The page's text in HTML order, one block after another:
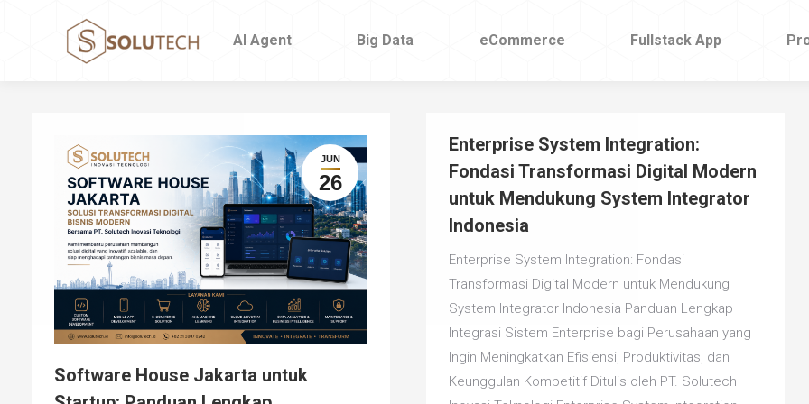
AI Agent Big Data eCommerce Fullstack App
JUN
26
Software House Jakarta untuk
Enterprise System Integration:
Fondasi Transformasi Digital Modern
untuk Mendukung System Integrator
Indonesia
Enterprise System Integration: Fondasi
Transformasi Digital Modern untuk Mendukung
System Integrator Indonesia Panduan Lengkap
Integrasi Sistem Enterprise bagi Perusahaan yang
Ingin Meningkatkan Efisiensi, Produktivitas, dan
Keunggulan Kompetitif Ditulis oleh PT. Solutech
AI Agent Big Data eCommerce Fullstack App